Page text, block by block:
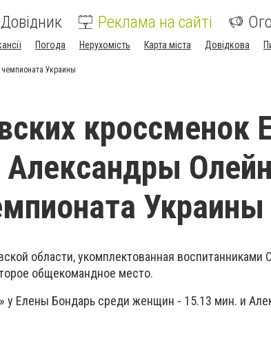
Довідник Реклама на сайті
Погода Нерухомість Карта міста Довідкова
Украины
кроссменок
Александры
Украины
области, укомплектованная
общекомандное место.
у Елены Бондарь среди женщин - 15.13 мин. и